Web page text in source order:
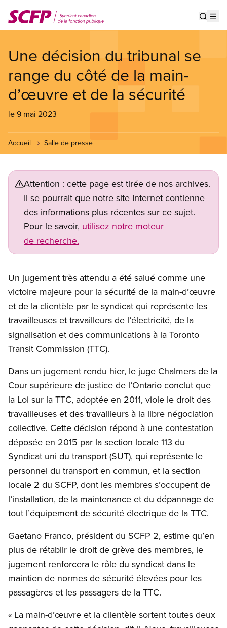
au
contenu
Une décision du tribunal se
range du côté de la main-
d’œuvre et de la sécurité
le 9 mai 2023
Accueil Salle de presse
Attention : cette page est tirée de nos archives.
Il se pourrait que notre site Internet contienne
des informations plus récentes sur ce sujet.
Pour le savoir, utilisez notre moteur
de recherche.
Un jugement très attendu a été salué comme une
victoire majeure pour la sécurité de la main-d’œuvre
et de la clientèle par le syndicat qui représente les
travailleuses et travailleurs de l’électricité, de la
signalisation et des communications à la Toronto
Transit Commission (TTC).
Dans un jugement rendu hier, le juge Chalmers de la
Cour supérieure de justice de l’Ontario conclut que
la Loi sur la TTC, adoptée en 2011, viole le droit des
travailleuses et des travailleurs à la libre négociation
collective. Cette décision répond à une contestation
déposée en 2015 par la section locale 113 du
Syndicat uni du transport (SUT), qui représente le
personnel du transport en commun, et la section
locale 2 du SCFP, dont les membres s’occupent de
l’installation, de la maintenance et du dépannage de
tout l’équipement de sécurité électrique de la TTC.
Gaetano Franco, président du SCFP 2, estime qu’en
plus de rétablir le droit de grève des membres, le
jugement renforcera le rôle du syndicat dans le
maintien de normes de sécurité élevées pour les
passagères et les passagers de la TTC.
« La main-d’œuvre et la clientèle sortent toutes deux